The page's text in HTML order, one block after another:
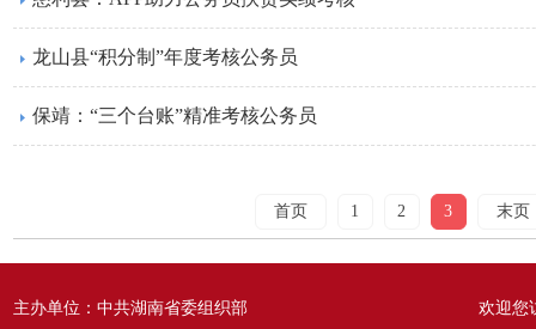
龙山县“积分制”年度考核公务员
保靖：“三个台账”精准考核公务员
首页 1 2 3 末页
主办单位：中共湖南省委组织部
欢迎您